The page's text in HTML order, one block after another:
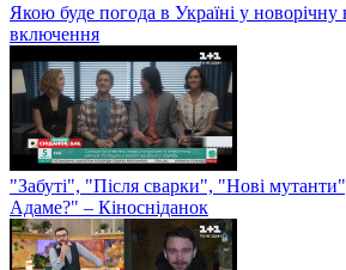
Якою буде погода в Україні у
включення
"Забуті", "Після сварки", "Нові
Адаме?" – Кіносніданок